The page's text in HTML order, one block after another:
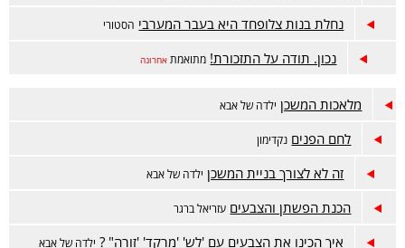
נחלת בנות צלופחד היא בעבר המערבי הסטורי
נכון. תודה על התזכורת! מתואמת אחרונה
מלאכות המשכן ילדה של אבא
לחם הפנים נקדימון
זה לא לצורך בניית המשכן ילדה של אבא
הכנת הפשתן והצבעים עזריאל ברגר
איך הכינו את הצבעים עם 'לש' 'מרקד' 'זורה" ? ילדה של אבא